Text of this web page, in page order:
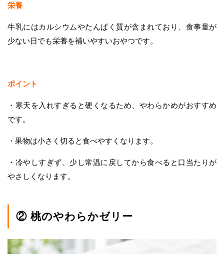
栄養
牛乳にはカルシウムやたんぱく質が含まれており、食事量が
少ない日でも栄養を補いやすいおやつです。
ポイント
・寒天を入れすぎると硬くなるため、やわらかめがおすすめ
です。
・果物は小さく切ると食べやすくなります。
・冷やしすぎず、少し常温に戻してから食べると口当たりが
やさしくなります。
② 桃のやわらかゼリー